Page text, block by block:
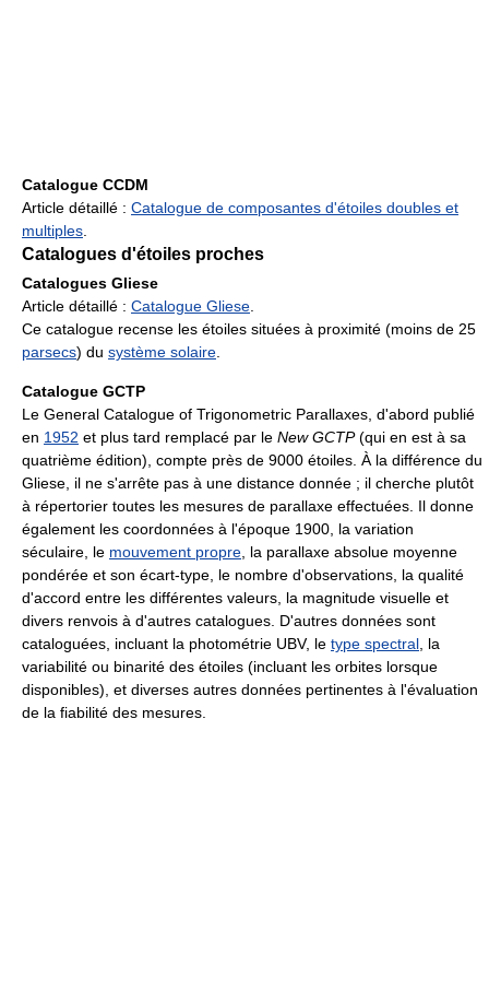
Catalogue CCDM
Article détaillé : Catalogue de composantes d'étoiles doubles et
multiples.
Catalogues d'étoiles proches
Catalogues Gliese
Article détaillé : Catalogue Gliese.
Ce catalogue recense les étoiles situées à proximité (moins de 25
parsecs) du système solaire.
Catalogue GCTP
Le General Catalogue of Trigonometric Parallaxes, d'abord publié
en 1952 et plus tard remplacé par le New GCTP(qui en est à sa
quatrième édition), compte près de 9000 étoiles. À la différence du
Gliese, il ne s'arrête pas à une distance donnée ; il cherche plutôt
à répertorier toutes les mesures de parallaxe effectuées. Il donne
également les coordonnées à l'époque 1900, la variation
séculaire, le mouvement propre, la parallaxe absolue moyenne
pondérée et son écart-type, le nombre d'observations, la qualité
d'accord entre les différentes valeurs, la magnitude visuelle et
divers renvois à d'autres catalogues. D'autres données sont
cataloguées, incluant la photométrie UBV, le type spectral, la
variabilité ou binarité des étoiles (incluant les orbites lorsque
disponibles), et diverses autres données pertinentes à l'évaluation
de la fiabilité des mesures.